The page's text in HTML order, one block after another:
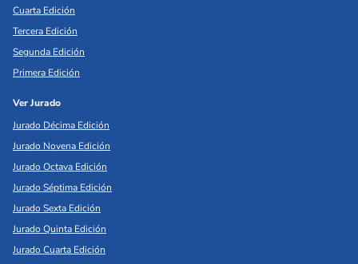
Cuarta Edición
Tercera Edición
Segunda Edición
Primera Edición
Ver Jurado
Jurado Décima Edición
Jurado Novena Edición
Jurado Octava Edición
Jurado Séptima Edición
Jurado Sexta Edición
Jurado Quinta Edición
Jurado Cuarta Edición